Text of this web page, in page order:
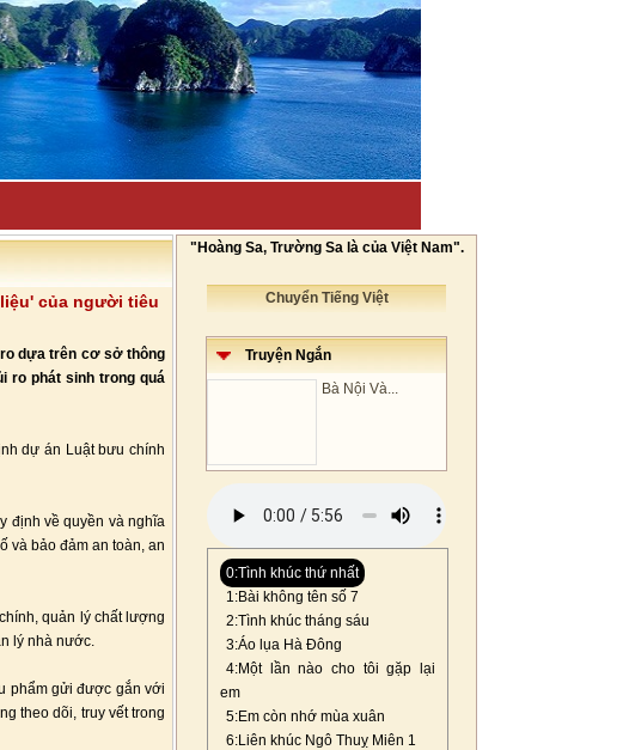
của người tiêu
dựa trên cơ sở thông
ro phát sinh trong quá
dự án Luật bưu chính
định về quyền và nghĩa
và bảo đảm an toàn, an
quản lý chất lượng
lý nhà nước.
phẩm gửi được gắn với
theo dõi, truy vết trong
"Hoàng Sa, Trường Sa là của Việt Nam".
Chuyển Tiếng Việt
Truyện Ngắn
Bà Nội Và...
0:Tình khúc thứ nhất
1:Bài không tên số 7
2:Tình khúc tháng sáu
3:Áo lụa Hà Đông
4:Một lần nào cho tôi gặp lại
em
5:Em còn nhớ mùa xuân
6:Liên khúc Ngô Thuỵ Miên 1